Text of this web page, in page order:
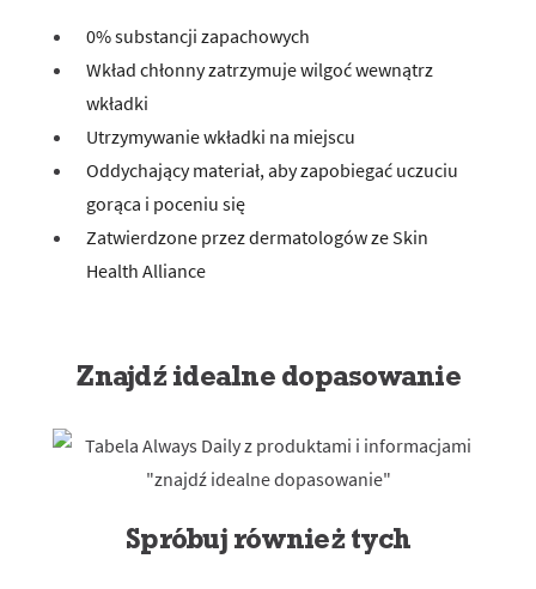
0% substancji zapachowych
Wkład chłonny zatrzymuje wilgoć wewnątrz
wkładki
Utrzymywanie wkładki na miejscu
Oddychający materiał, aby zapobiegać uczuciu
gorąca i poceniu się
Zatwierdzone przez dermatologów ze Skin
Health Alliance
Znajdź idealne dopasowanie
Spróbuj również tych